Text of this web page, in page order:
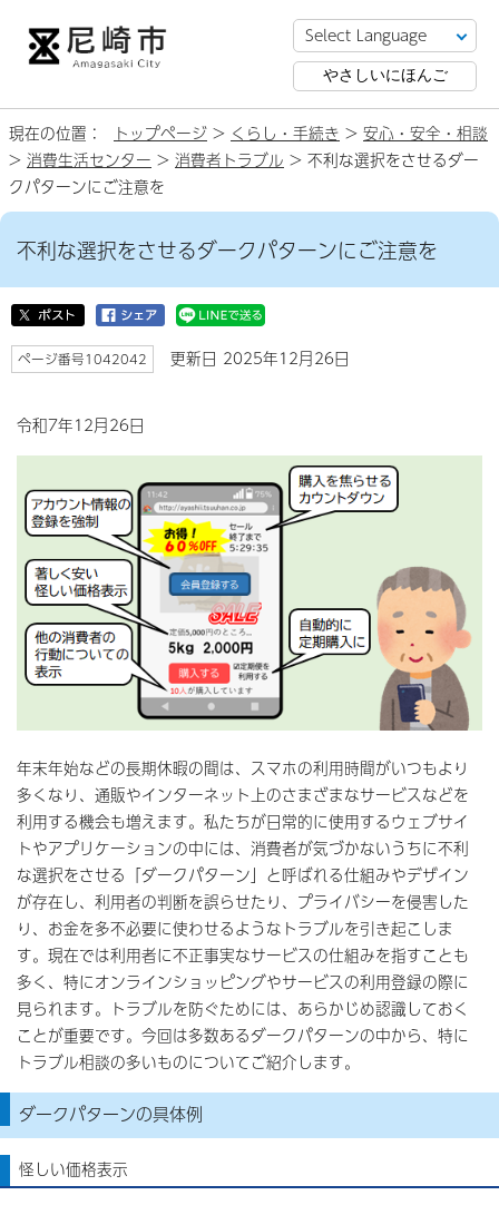
やさしいにほんご
現在の位置： トップページ > くらし・手続き > 安心・安全・相談
> 消費生活センター > 消費者トラブル > 不利な選択をさせるダー
クパターンにご注意を
不利な選択をさせるダークパターンにご注意を
ページ番号1042042 更新日 2025年12月26日
令和7年12月26日
年末年始などの長期休暇の間は、スマホの利用時間がいつもより
多くなり、通販やインターネット上のさまざまなサービスなどを
利用する機会も増えます。私たちが日常的に使用するウェブサイ
トやアプリケーションの中には、消費者が気づかないうちに不利
な選択をさせる「ダークパターン」と呼ばれる仕組みやデザイン
が存在し、利用者の判断を誤らせたり、プライバシーを侵害した
り、お金を多不必要に使わせるようなトラブルを引き起こしま
す。現在では利用者に不正事実なサービスの仕組みを指すことも
多く、特にオンラインショッピングやサービスの利用登録の際に
見られます。トラブルを防ぐためには、あらかじめ認識しておく
ことが重要です。今回は多数あるダークパターンの中から、特に
トラブル相談の多いものについてご紹介します。
ダークパターンの具体例
怪しい価格表示